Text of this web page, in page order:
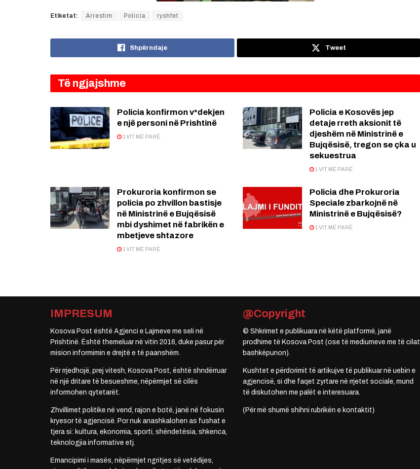
Etiketat: Arrestim Policia ryshfet
Shpërndaje Tweet
Të ngjajshme
Policia konfirmon v*dekjen
e një personi në Prishtinë
1 VIT MË PARË
Policia e Kosovës jep
detaje rreth aksionit të
djeshëm në Ministrinë e
Bujqësisë, tregon se çka u
sekuestrua
1 VIT MË PARË
Prokuroria konfirmon se
policia po zhvillon bastisje
në Ministrinë e Bujqësisë
mbi dyshimet në fabrikën e
mbetjeve shtazore
1 VIT MË PARË
Policia dhe Prokuroria
Speciale zbarkojnë në
Ministrinë e Bujqësisë?
1 VIT MË PARË
IMPRESUM
Kosova Post është Agjenci e Lajmeve me seli në
Prishtinë. Është themeluar në vitin 2016, duke pasur për
mision informimin e drejtë e të paanshëm.
Për rrjedhojë, prej vitesh, Kosova Post, është shndërruar
në një dritare të besueshme, nëpërmjet së cilës
informohen qytetarët.
Zhvillimet politike në vend, rajon e botë, janë në fokusin
kryesor të agjencisë. Por nuk anashkalohen as fushat e
tjera si: kultura, ekonomia, sporti, shëndetësia, shkenca,
teknologjia informative etj.
Emancipimi i masës, nëpërmjet ngritjes së vetëdijes,
@Copyright
© Shkrimet e publikuara në këtë platformë, janë
prodhime të Kosova Post (ose të mediumeve me të cilat
bashkëpunon).
Kushtet e përdorimit të artikujve të publikuar në uebin e
agjencisë, si dhe faqet zyrtare në rrjetet sociale, mund
të diskutohen me palët e interesuara.
(Për më shumë shihni rubrikën e kontaktit)